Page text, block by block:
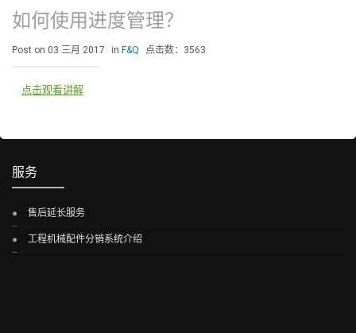
如何使用进度管理？
Post on 03 三月 2017 in F&Q 点击数：3563
点击观看讲解
服务
售后延长服务
工程机械配件分销系统介绍